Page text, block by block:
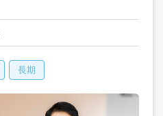
長期